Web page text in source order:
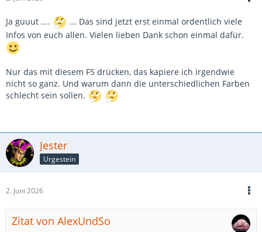
Ja guuut ....
... Das sind jetzt erst einmal ordentlich viele
Infos von euch allen. Vielen lieben Dank schon einmal dafür.
Nur das mit diesem F5 drücken, das kapiere ich irgendwie
nicht so ganz. Und warum dann die unterschiedlichen Farben
schlecht sein sollen.
Jester
Urgestein
2. Juni 2026
Zitat von AlexUndSo